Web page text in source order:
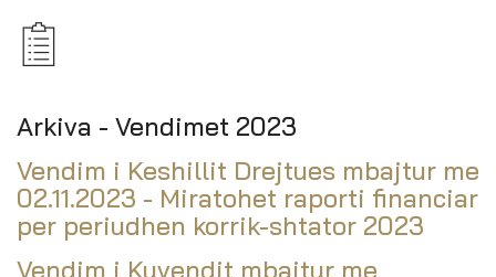
Arkiva - Vendimet 2023
Vendim i Keshillit Drejtues mbajtur me
02.11.2023 - Miratohet raporti financiar
per periudhen korrik-shtator 2023
Vendim i Kuvendit mbajtur me